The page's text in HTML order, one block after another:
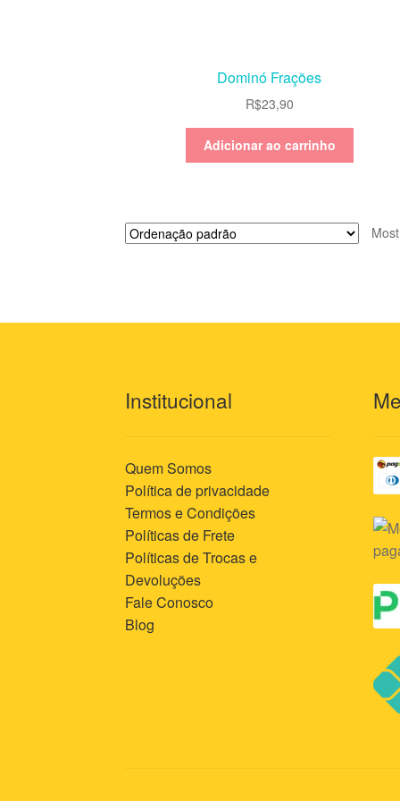
Dominó Frações
R$23,90
Adicionar ao carrinho
Institucional
Quem Somos
Política de privacidade
Termos e Condições
Políticas de Frete
Políticas de Trocas e
Devoluções
Fale Conosco
Blog